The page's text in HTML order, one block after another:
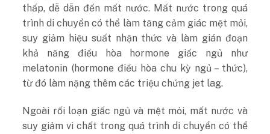
thấp, dễ dẫn đến mất nước. Mất nước trong quá
trình di chuyển có thể làm tăng cảm giác mệt mỏi,
suy giảm hiệu suất nhận thức và làm gián đoạn
khả năng điều hòa hormone giấc ngủ như
melatonin (hormone điều hòa chu kỳ ngủ – thức),
từ đó làm nặng thêm các triệu chứng jet lag.
Ngoài rối loạn giấc ngủ và mệt mỏi, mất nước và
suy giảm vi chất trong quá trình di chuyển có thể